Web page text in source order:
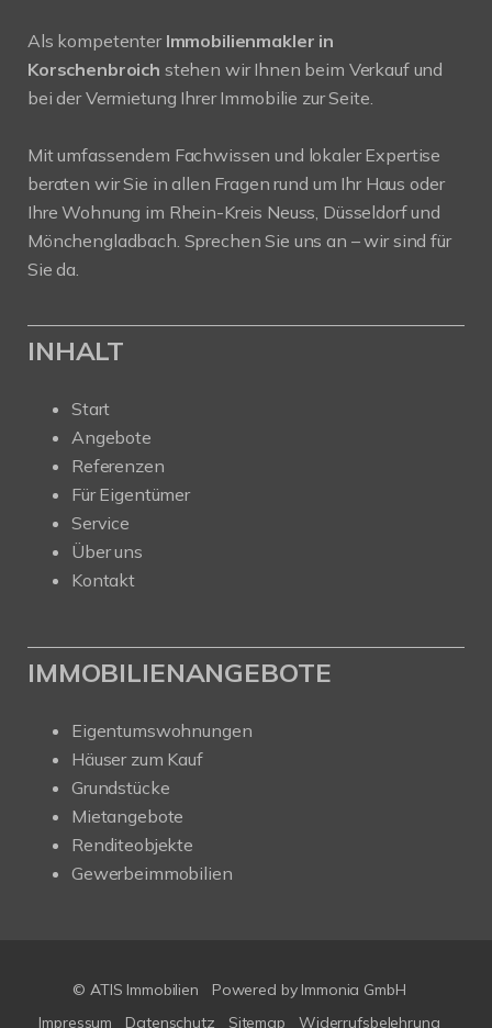
Als kompetenter Immobilienmakler in
Korschenbroich stehen wir Ihnen beim Verkauf und
bei der Vermietung Ihrer Immobilie zur Seite.
Mit umfassendem Fachwissen und lokaler Expertise
beraten wir Sie in allen Fragen rund um Ihr Haus oder
Ihre Wohnung im Rhein-Kreis Neuss, Düsseldorf und
Mönchengladbach. Sprechen Sie uns an – wir sind für
Sie da.
INHALT
Start
Angebote
Referenzen
Für Eigentümer
Service
Über uns
Kontakt
IMMOBILIENANGEBOTE
Eigentumswohnungen
Häuser zum Kauf
Grundstücke
Mietangebote
Renditeobjekte
Gewerbeimmobilien
© ATIS Immobilien Powered by Immonia GmbH
Impressum
Datenschutz Sitemap Widerrufsbelehrung